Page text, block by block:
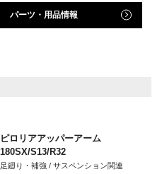
パーツ・用品情報
ピロリアアッパーアーム
180SX/S13/R32
足廻り・補強 / サスペンション関連